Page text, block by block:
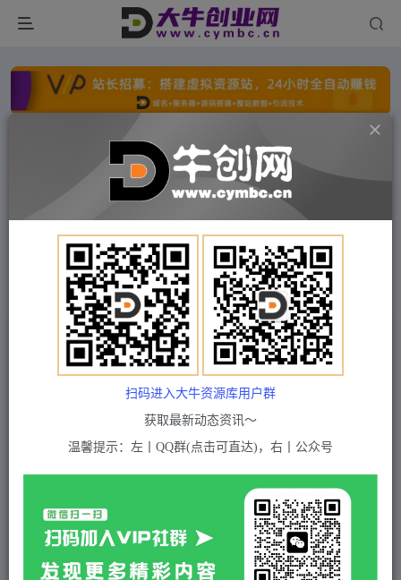
点击开通分站+ 每日收入300+
文字广告火爆招租 文字广告火爆招租
文字广告火爆招租
文字广告火爆招租 文字广告火爆招租
付费项目 中创网 正文
（4729期）闲鱼每日破百单打法实操课程+闲鱼递
增打法课程（需配合百单打法）
5 积分
黄金会员 2 超级会员(永久VIP) 免费
付费资源
扫码进入大牛资源库用户群
获取最新动态资讯～
温馨提示：左丨QQ群(点击可直达)，右丨公众号